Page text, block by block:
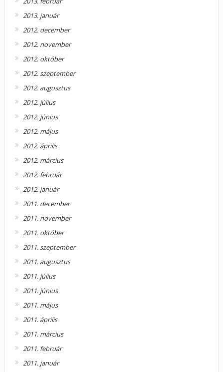
2013. január
2012. december
2012. november
2012. október
2012. szeptember
2012. augusztus
2012. július
2012. június
2012. május
2012. április
2012. március
2012. február
2012. január
2011. december
2011. november
2011. október
2011. szeptember
2011. augusztus
2011. július
2011. június
2011. május
2011. április
2011. március
2011. február
2011. január